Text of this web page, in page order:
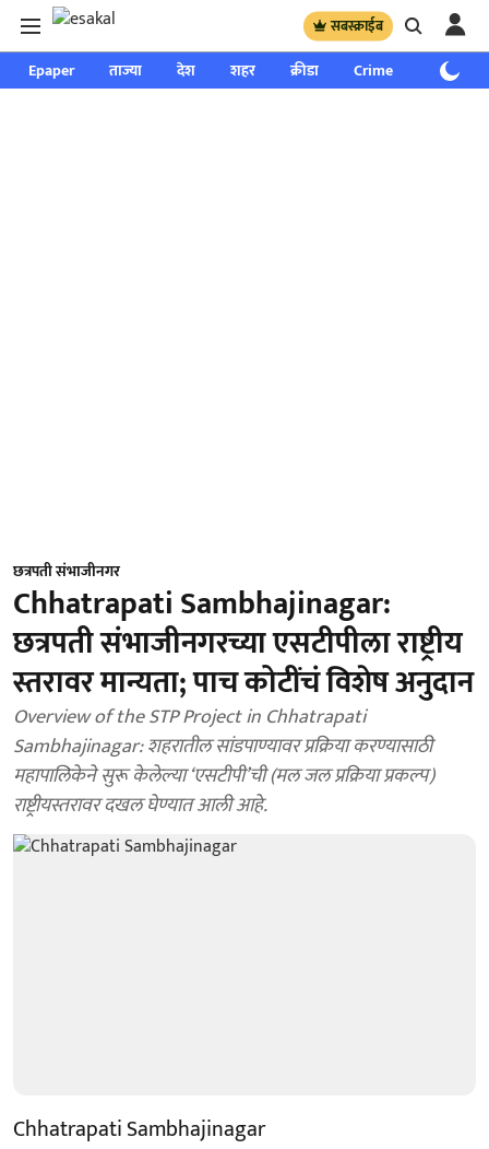
सबस्क्राईब
Epaper ताज्या देश शहर क्रीडा Crime साप्ताहिक
छत्रपती संभाजीनगर
Chhatrapati Sambhajinagar:
छत्रपती संभाजीनगरच्या एसटीपीला राष्ट्रीय
स्तरावर मान्यता; पाच कोटींचं विशेष अनुदान
Overview of the STP Project in Chhatrapati
Sambhajinagar: शहरातील सांडपाण्यावर प्रक्रिया करण्यासाठी
महापालिकेने सुरू केलेल्या ‘एसटीपी’ची (मल जल प्रक्रिया प्रकल्प)
राष्ट्रीयस्तरावर दखल घेण्यात आली आहे.
Chhatrapati Sambhajinagar